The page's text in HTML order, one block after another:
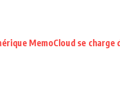
MemoCloud se charge